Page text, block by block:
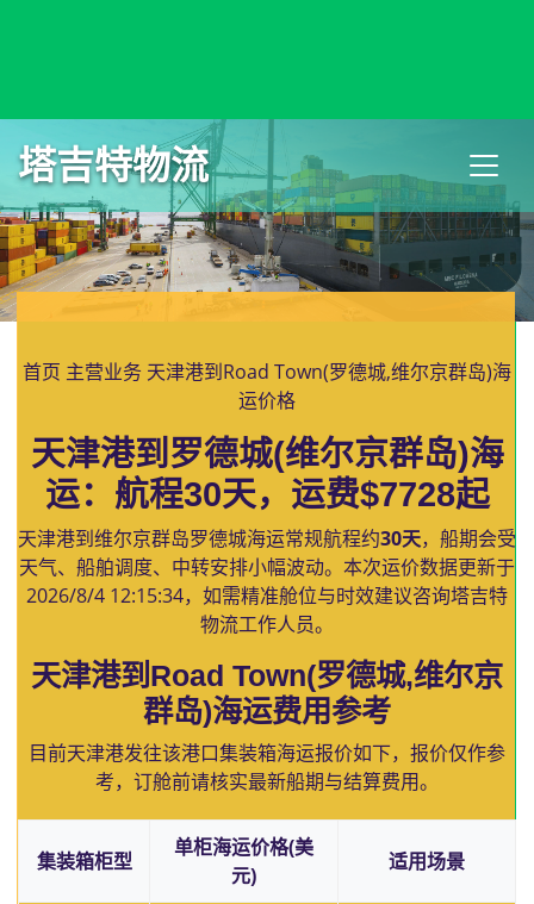
塔吉特物流
首页 主营业务 天津港到Road Town(罗德城,维尔京群岛)海
运价格
天津港到罗德城(维尔京群岛)海
运：航程30天，运费$7728起
天津港到维尔京群岛罗德城海运常规航程约30天，船期会受
天气、船舶调度、中转安排小幅波动。本次运价数据更新于
2026/8/4 12:15:34，如需精准舱位与时效建议咨询塔吉特
物流工作人员。
天津港到Road Town(罗德城,维尔京
群岛)海运费用参考
目前天津港发往该港口集装箱海运报价如下，报价仅作参
考，订舱前请核实最新船期与结算费用。
集装箱柜型
单柜海运价格(美
元)
适用场景